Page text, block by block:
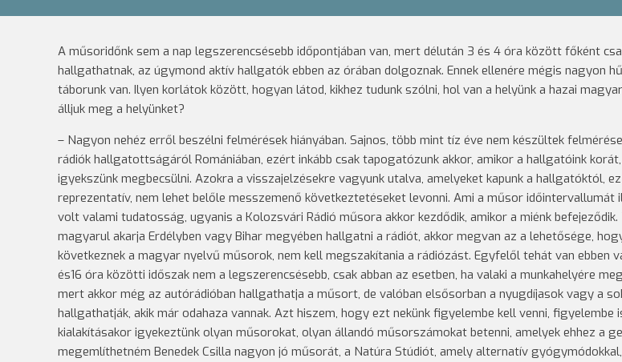
A műsoridőnk sem a nap legszerencsésebb időpontjában van, mert délután 3 és 4 óra között főként
hallgathatnak, az úgymond aktív hallgatók ebben az órában dolgoznak. Ennek ellenére mégis nagyon
táborunk van. Ilyen korlátok között, hogyan látod, kikhez tudunk szólni, hol van a helyünk a hazai
álljuk meg a helyünket?
– Nagyon nehéz erről beszélni felmérések hiányában. Sajnos, több mint tíz éve nem készültek
rádiók hallgatottságáról Romániában, ezért inkább csak tapogatózunk akkor, amikor a hallgatóink
igyekszünk megbecsülni. Azokra a visszajelzésekre vagyunk utalva, amelyeket kapunk a hallgatóktól,
reprezentatív, nem lehet belőle messzemenő következtetéseket levonni. Ami a műsor időintervallumát
volt valami tudatosság, ugyanis a Kolozsvári Rádió műsora akkor kezdődik, amikor a miénk befejeződik.
magyarul akarja Erdélyben vagy Bihar megyében hallgatni a rádiót, akkor megvan az a lehetősége,
következnek a magyar nyelvű műsorok, nem kell megszakítania a rádiózást. Egyfelől tehát van ebben
és16 óra közötti időszak nem a legszerencsésebb, csak abban az esetben, ha valaki a munkahelyére
mert akkor még az autórádióban hallgathatja a műsort, de valóban elsősorban a nyugdíjasok vagy a
hallgathatják, akik már odahaza vannak. Azt hiszem, hogy ezt nekünk figyelembe kell venni, figyelembe
kialakításakor igyekeztünk olyan műsorokat, olyan állandó műsorszámokat betenni, amelyek ehhez a
megemlíthetném Benedek Csilla nagyon jó műsorát, a Natúra Stúdiót, amely alternatív